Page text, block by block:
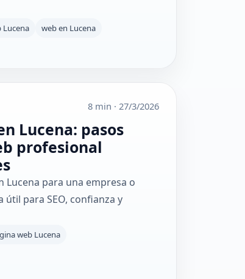
Lucena web en Lucena
8 min · 27/3/2026
Lucena: pasos
profesional
Lucena para una empresa o
para SEO, confianza y
web Lucena